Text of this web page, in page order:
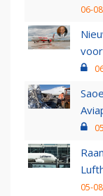
06-
05-